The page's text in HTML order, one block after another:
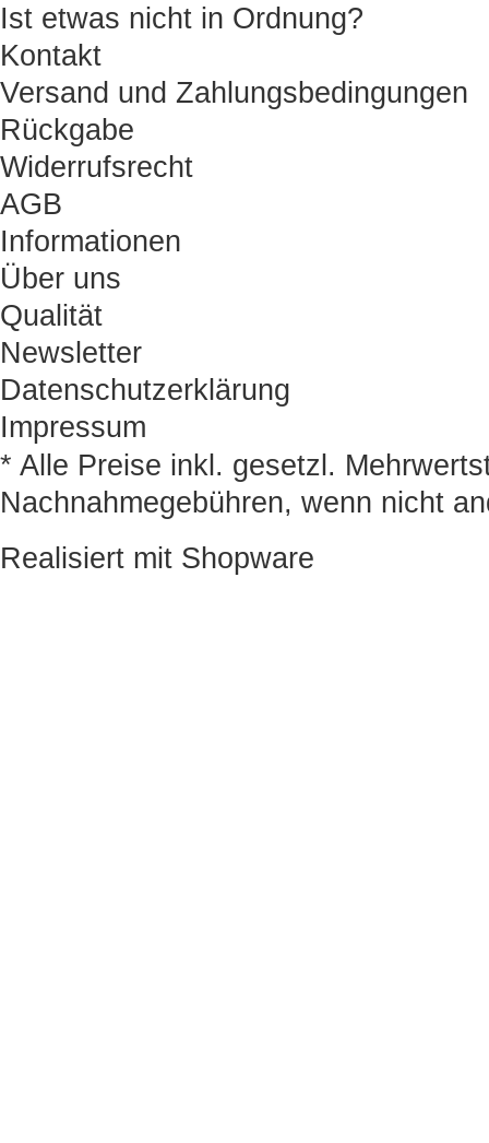
Ist etwas nicht in Ordnung?
Kontakt
Versand und Zahlungsbedingungen
Rückgabe
Widerrufsrecht
AGB
Informationen
Über uns
Qualität
Newsletter
Datenschutzerklärung
Impressum
* Alle Preise inkl. gesetzl.
Nachnahmegebühren, wenn nicht
Realisiert mit Shopware